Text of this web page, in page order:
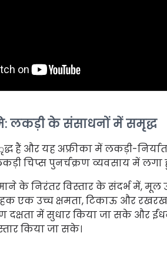
लकड़ी के संसाधनों में समृद्ध
हैं और यह अफ्रीका में लकड़ी-
चिप्स पुनर्चक्रण व्यवसाय में लगा
के निरंतर विस्तार के संदर्भ में,
एक उच्च क्षमता, टिकाऊ और
दक्षता में सुधार किया जा सके
किया जा सके।